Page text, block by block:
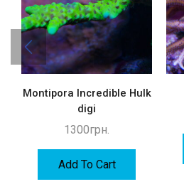
Montipora Incredible Hulk
digi
1300грн.
Add To Cart